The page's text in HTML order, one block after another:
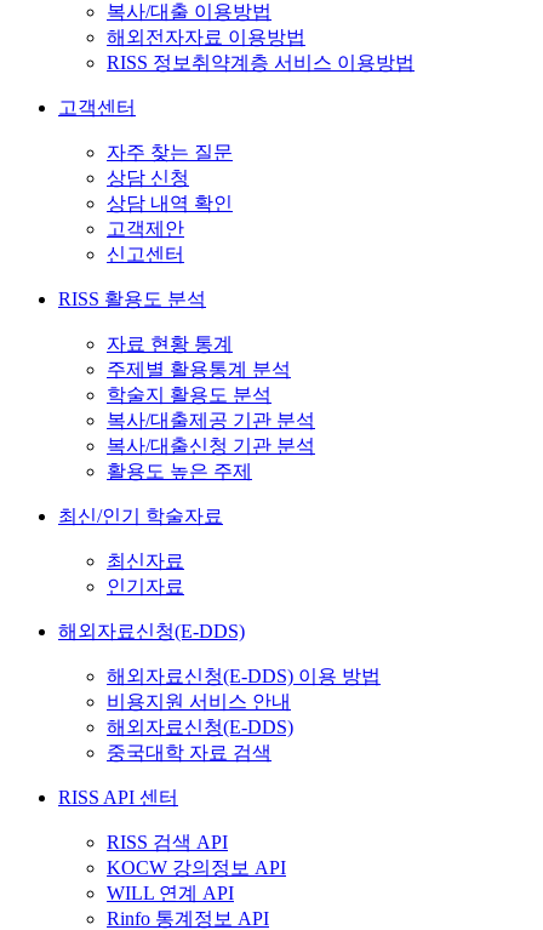
복사/대출 이용방법
해외전자자료 이용방법
RISS 정보취약계층 서비스 이용방법
고객센터
자주 찾는 질문
상담 신청
상담 내역 확인
고객제안
신고센터
RISS 활용도 분석
자료 현황 통계
주제별 활용통계 분석
학술지 활용도 분석
복사/대출제공 기관 분석
복사/대출신청 기관 분석
활용도 높은 주제
최신/인기 학술자료
최신자료
인기자료
해외자료신청(E-DDS)
해외자료신청(E-DDS) 이용 방법
비용지원 서비스 안내
해외자료신청(E-DDS)
중국대학 자료 검색
RISS API 센터
RISS 검색 API
KOCW 강의정보 API
WILL 연계 API
Rinfo 통계정보 API